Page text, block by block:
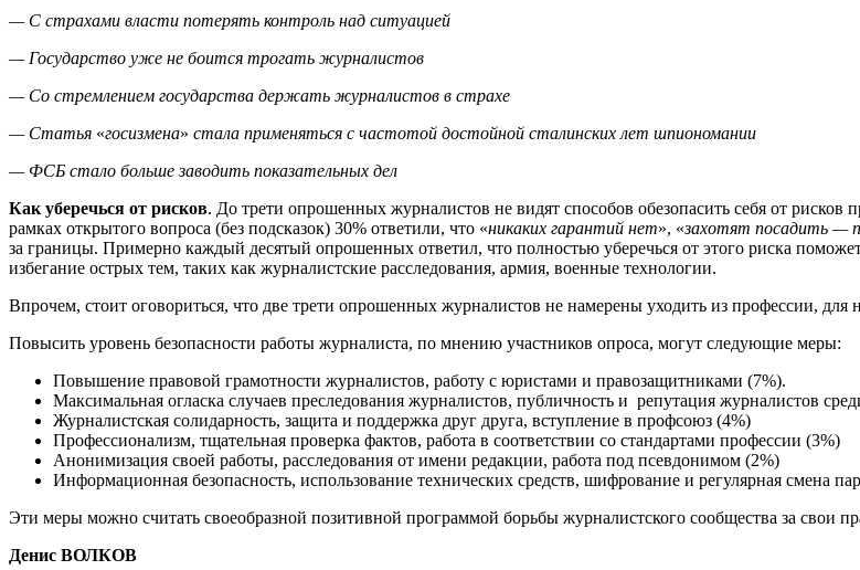
— С страхами власти потерять контроль над ситуацией
— Государство уже не боится трогать журналистов
— Со стремлением государства держать журналистов в страхе
— Статья «госизмена» стала применяться с частотой достойной сталинских лет шпиономании
— ФСБ стало больше заводить показательных дел
Как уберечься от рисков. До трети опрошенных журналистов не видят способов обезопасить себя от
рамках открытого вопроса (без подсказок) 30% ответили, что «никаких гарантий нет», «захотят посадить —
за границы. Примерно каждый десятый опрошенных ответил, что полностью уберечься от этого риска
избегание острых тем, таких как журналистские расследования, армия, военные технологии.
Впрочем, стоит оговориться, что две трети опрошенных журналистов не намерены уходить из профессии, для
Повысить уровень безопасности работы журналиста, по мнению участников опроса, могут следующие меры:
Повышение правовой грамотности журналистов, работу с юристами и правозащитниками (7%).
Максимальная огласка случаев преследования журналистов, публичность и репутация журналистов
Журналистская солидарность, защита и поддержка друг друга, вступление в профсоюз (4%)
Профессионализм, тщательная проверка фактов, работа в соответствии со стандартами профессии (3%)
Анонимизация своей работы, расследования от имени редакции, работа под псевдонимом (2%)
Информационная безопасность, использование технических средств, шифрование и регулярная смена
Эти меры можно считать своеобразной позитивной программой борьбы журналистского сообщества за свои
Денис ВОЛКОВ